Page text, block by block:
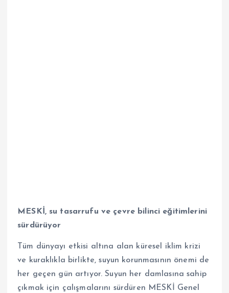
MESKİ, su tasarrufu ve çevre bilinci eğitimlerini
sürdürüyor
Tüm dünyayı etkisi altına alan küresel iklim krizi
ve kuraklıkla birlikte, suyun korunmasının önemi de
her geçen gün artıyor. Suyun her damlasına sahip
çıkmak için çalışmalarını sürdüren MESKİ Genel